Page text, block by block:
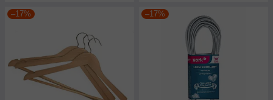
–17% –17%